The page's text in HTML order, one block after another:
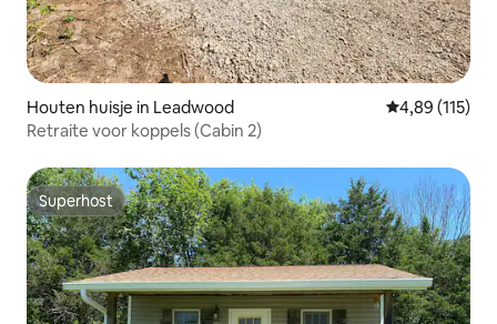
Houten huisje in Leadwood Gemiddelde
4,89 (115)
Retraite voor koppels (Cabin 2)
Superhost
Superhost